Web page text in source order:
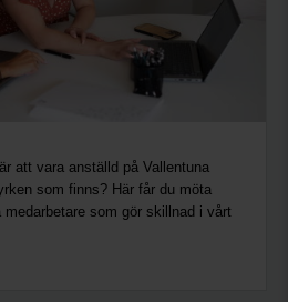
att vara anställd på Vallentuna
som finns? Här får du möta
som gör skillnad i vårt